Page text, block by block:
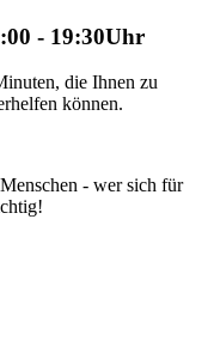
- 19:30Uhr
die Ihnen zu
können.
- wer sich für